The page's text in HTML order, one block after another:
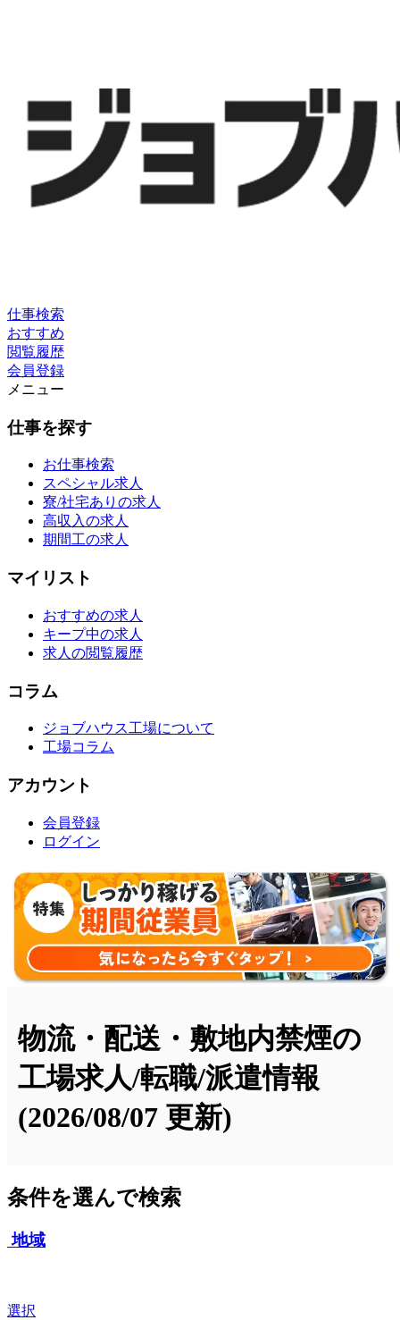
仕事検索
おすすめ
閲覧履歴
会員登録
メニュー
仕事を探す
お仕事検索
スペシャル求人
寮/社宅ありの求人
高収入の求人
期間工の求人
マイリスト
おすすめの求人
キープ中の求人
求人の閲覧履歴
コラム
ジョブハウス工場について
工場コラム
アカウント
会員登録
ログイン
物流・配送・敷地内禁煙の
工場求人/転職/派遣情報
(2026/08/07 更新)
条件を選んで検索
地域
選択